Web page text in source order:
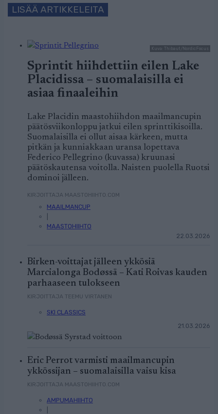
LISÄÄ ARTIKKELEITA
Kuva: Thibaut/NordicFocus
Sprintit hiihdettiin eilen Lake
Placidissa – suomalaisilla ei
asiaa finaaleihin
Lake Placidin maastohiihdon maailmancupin
päätösviikonloppu jatkui eilen sprinttikisoilla.
Suomalaisilla ei ollut aisaa kärkeen, mutta
pitkän ja kunniakkaan uransa lopettava
Federico Pellegrino (kuvassa) kruunasi
päätöskautensa voitolla. Naisten puolella Ruotsi
dominoi jälleen.
KIRJOITTAJA MAASTOHIIHTO.COM
MAAILMANCUP
MAASTOHIIHTO
22.03.2026
Birken-voittajat jälleen ykkösiä
Marcialonga Bodøssä – Kati Roivas kauden
parhaaseen tulokseen
KIRJOITTAJA TEEMU VIRTANEN
SKI CLASSICS
21.03.2026
Eric Perrot varmisti maailmancupin
ykkössijan – suomalaisilla vaisu kisa
KIRJOITTAJA MAASTOHIIHTO.COM
AMPUMAHIIHTO